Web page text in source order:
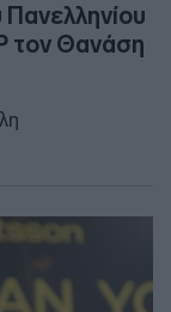
τον Θανάση